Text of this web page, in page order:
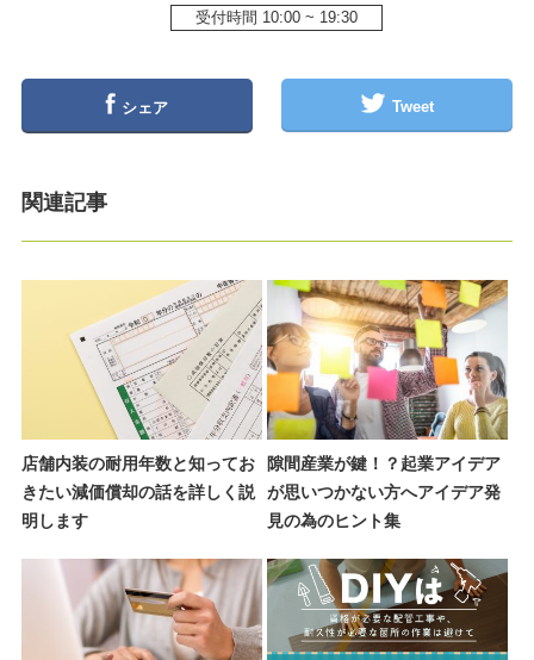
受付時間 10:00 ~ 19:30
シェア Tweet
関連記事
店舗内装の耐用年数と知ってお
きたい減価償却の話を詳しく説
明します
隙間産業が鍵！？起業アイデア
が思いつかない方へアイデア発
見の為のヒント集